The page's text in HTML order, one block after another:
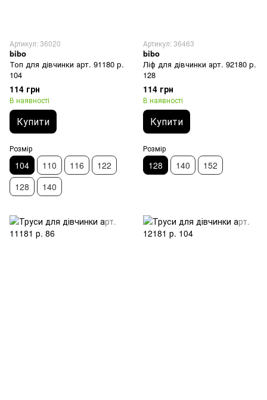
Артикул: 36020
bibo
Топ для дівчинки арт. 91180 р.
104
114 грн
В наявності
Купити
Розмір
104 110 116
122
128
140
Артикул: 36463
bibo
Ліф для дівчинки арт. 92180 р.
128
114 грн
В наявності
Купити
Розмір
128 140 152